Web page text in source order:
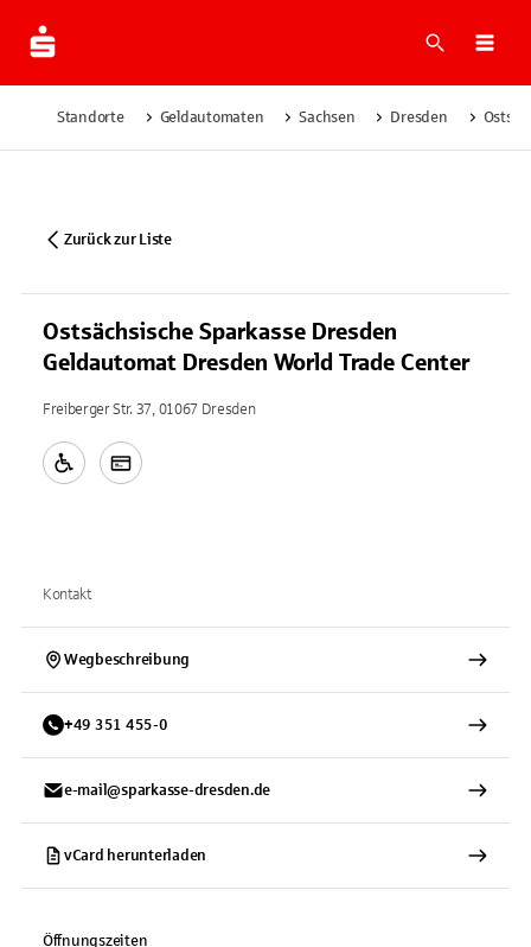
Suche
Standorte Geldautomaten Sachsen Dresden
Zurück zur Liste
Ostsächsische Sparkasse Dresden
Geldautomat Dresden World Trade Center
Freiberger Str. 37, 01067 Dresden
Kontakt
Wegbeschreibung
+49 351 455-0
e-mail@sparkasse-dresden.de
vCard herunterladen
Öffnungszeiten